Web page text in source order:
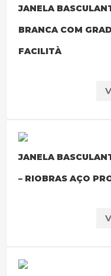
JANELA
BRANCA COM
FACILITÀ
JANELA
– RIOBRAS AÇO